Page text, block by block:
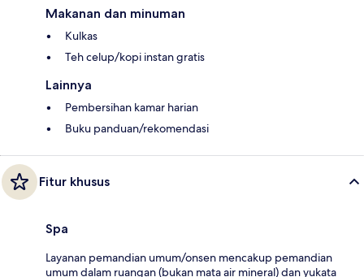
Makanan dan minuman
Kulkas
Teh celup/kopi instan gratis
Lainnya
Pembersihan kamar harian
Buku panduan/rekomendasi
Fitur khusus
Spa
Layanan pemandian umum/onsen mencakup pemandian
umum dalam ruangan (bukan mata air mineral) dan yukata